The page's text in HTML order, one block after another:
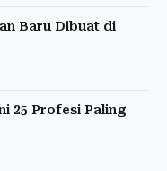
Baru Dibuat di
25 Profesi Paling